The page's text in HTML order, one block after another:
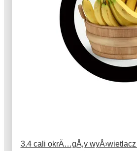
3.4 cali okrÄ…gÅ‚y